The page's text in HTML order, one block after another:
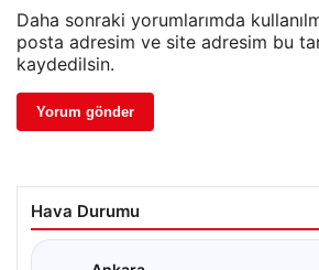
Daha sonraki yorumlarımda
posta adresim ve site adresim bu
kaydedilsin.
Hava Durumu